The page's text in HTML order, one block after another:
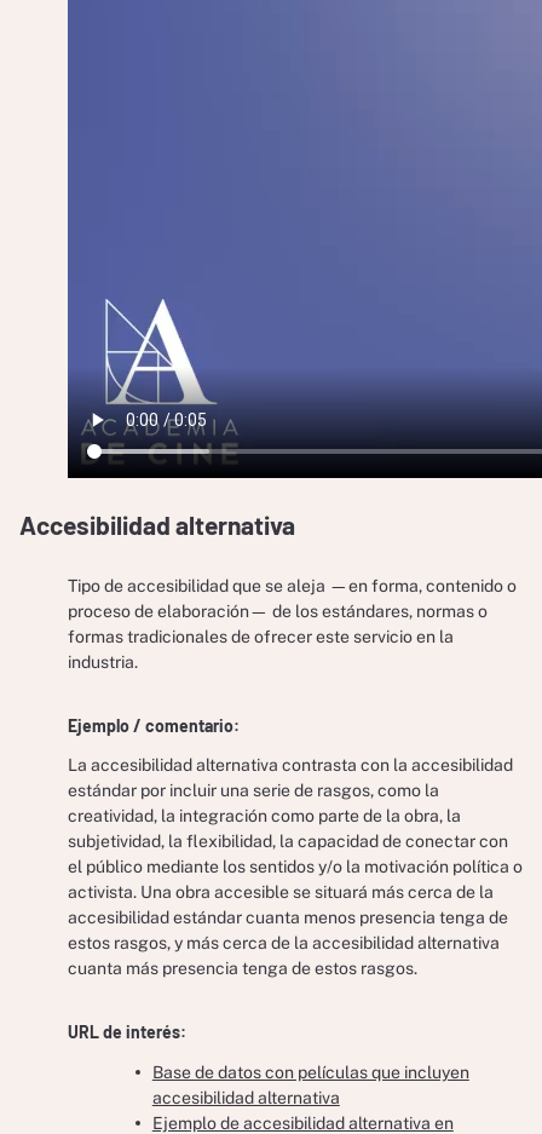
Accesibilidad alternativa
Tipo de accesibilidad que se aleja —en forma, contenido o
proceso de elaboración— de los estándares, normas o
formas tradicionales de ofrecer este servicio en la
industria.
Ejemplo / comentario:
La accesibilidad alternativa contrasta con la accesibilidad
estándar por incluir una serie de rasgos, como la
creatividad, la integración como parte de la obra, la
subjetividad, la flexibilidad, la capacidad de conectar con
el público mediante los sentidos y/o la motivación política o
activista. Una obra accesible se situará más cerca de la
accesibilidad estándar cuanta menos presencia tenga de
estos rasgos, y más cerca de la accesibilidad alternativa
cuanta más presencia tenga de estos rasgos.
URL de interés:
Base de datos con películas que incluyen
accesibilidad alternativa
Ejemplo de accesibilidad alternativa en